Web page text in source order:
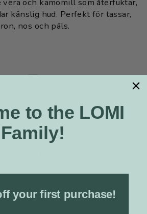
känslig hud. Perfekt för tassar,
nos och päls.
NEDBRYTBARA
skadliga rester. Bambu är en
växande växter, ett smartare
to the LOMI
Family!
your first purchase!